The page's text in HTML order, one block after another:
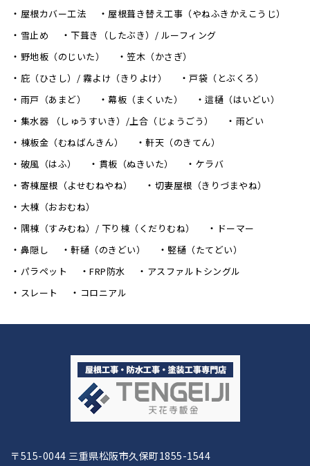
屋根カバー工法
屋根葺き替え工事（やねふきかえこうじ）
雪止め
下葺き（したぶき）/ ルーフィング
野地板（のじいた）
笠木（かさぎ）
庇（ひさし）/ 霧よけ（きりよけ）
戸袋（とぶくろ）
雨戸（あまど）
幕板（まくいた）
這樋（はいどい）
集水器 （しゅうすいき）/上合（じょうごう）
雨どい
棟板金（むねばんきん）
軒天（のきてん）
破風（はふ）
貫板（ぬきいた）
ケラバ
寄棟屋根（よせむねやね）
切妻屋根（きりづまやね）
大棟（おおむね）
隅棟（すみむね）/ 下り棟（くだりむね）
ドーマー
鼻隠し
軒樋（のきどい）
竪樋（たてどい）
パラペット
FRP防水
アスファルトシングル
スレート
コロニアル
〒515-0044 三重県松阪市久保町1855-1544